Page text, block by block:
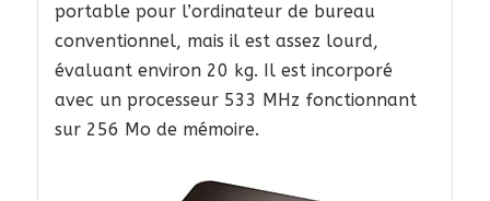
portable pour l’ordinateur de bureau
conventionnel, mais il est assez lourd,
évaluant environ 20 kg. Il est incorporé
avec un processeur 533 MHz fonctionnant
sur 256 Mo de mémoire.